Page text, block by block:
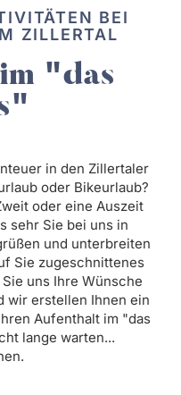
BEI
ZILLERTAL
"das
in den Zillertaler
oder Bikeurlaub?
oder eine Auszeit
sehr Sie bei uns in
und unterbreiten
Sie zugeschnittenes
uns Ihre Wünsche
wir erstellen Ihnen ein
Aufenthalt im "das
lange warten...